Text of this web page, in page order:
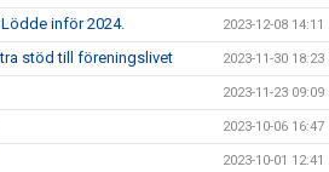
inför 2024. 2023-12-08 14:11
stöd till föreningslivet 2023-11-30 18:23
2023-11-23 09:09
2023-10-06 16:47
2023-10-01 12:41